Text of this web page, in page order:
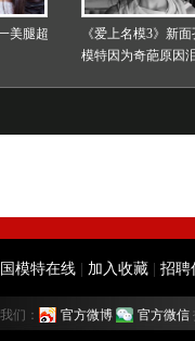
美腿超
《爱上名模3》新面
模特因为奇葩原因
模特在线 加入收藏 招聘
们： 官方微博 官方微信